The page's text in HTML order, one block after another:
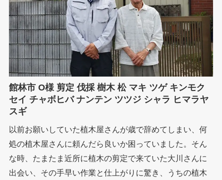
館林市 O様 剪定 伐採 樹木 松 マキ ツゲ キンモク
セイ チャボヒバ ナンテン ツツジ シャラ ヒマラヤ
スギ
以前お願いしていた植木屋さんが歳で辞めてしまい、何
処の植木屋さんに頼んだら良いか困っていました。そん
な時、たまたま近所に植木の剪定で来ていた大川さんに
出会い、その手早い作業と仕上がりに驚き、うちの植木